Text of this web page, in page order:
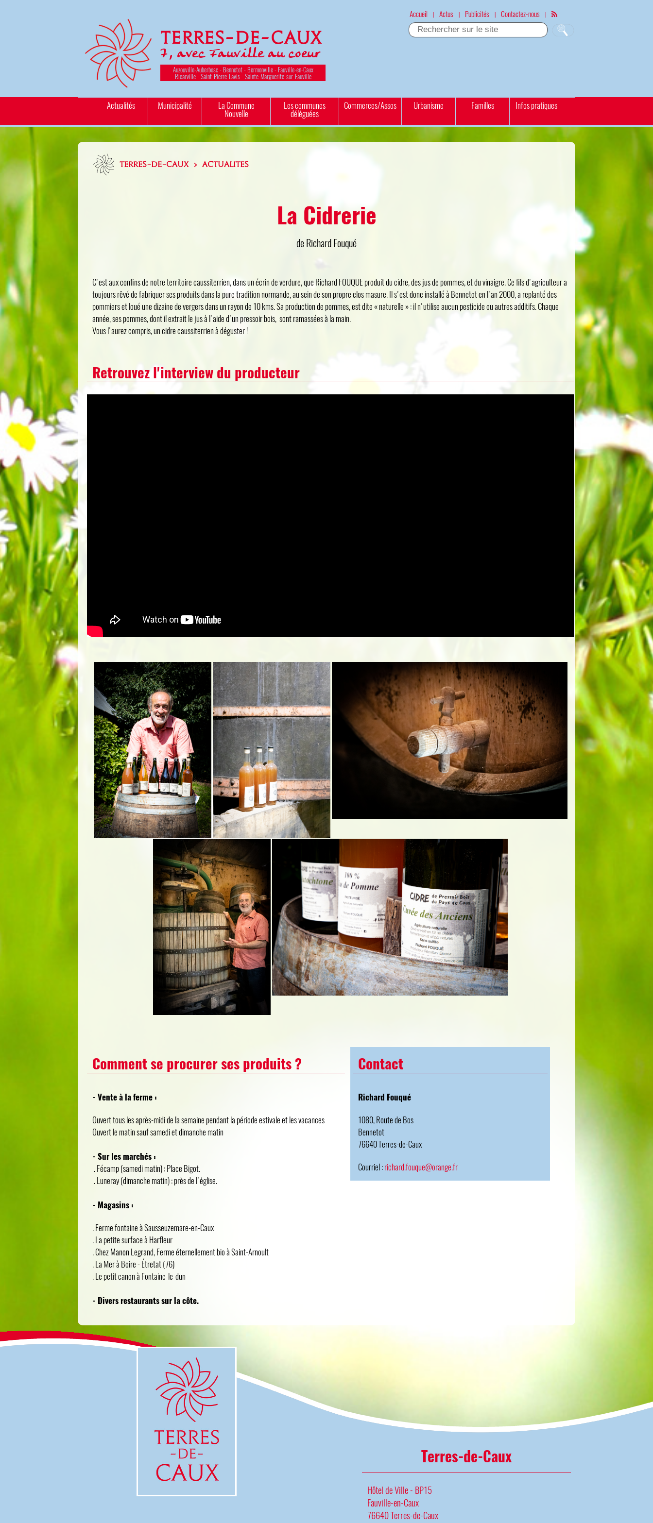
Terres-de-Caux
7, avec Fauville au coeur
Auzouville-Auberbosc - Bennetot - Bermonville - Fauville-en-Caux
Ricarville - Saint-Pierre-Lavis - Sainte-Marguerite-sur-Fauville
Accueil | Actus | Publicités | Contactez-nous |
Actualités Municipalité La Commune
Nouvelle
Les communes
déléguées
Commerces/Assos Urbanisme Familles Infos pratiques
TERRES-DE-CAUX > ACTUALITES
La Cidrerie
de Richard Fouqué
C'est aux confins de notre territoire caussiterrien, dans un écrin de verdure, que Richard FOUQUE produit du cidre, des jus de pommes, et du vinaigre. Ce fils d'agriculteur a
toujours rêvé de fabriquer ses produits dans la pure tradition normande, au sein de son propre clos masure. Il s'est donc installé à Bennetot en l'an 2000, a replanté des
pommiers et loué une dizaine de vergers dans un rayon de 10 kms. Sa production de pommes, est dite « naturelle » : il n'utilise aucun pesticide ou autres additifs. Chaque
année, ses pommes, dont il extrait le jus à l'aide d'un pressoir bois, sont ramassées à la main.
Vous l'aurez compris, un cidre caussiterrien à déguster !
Retrouvez l'interview du producteur
Comment se procurer ses produits ?
- Vente à la ferme :
Ouvert tous les après-midi de la semaine pendant la période estivale et les vacances
Ouvert le matin sauf samedi et dimanche matin
- Sur les marchés :
. Fécamp (samedi matin) : Place Bigot.
. Luneray (dimanche matin) : près de l'église.
- Magasins :
. Ferme fontaine à Sausseuzemare-en-Caux
. La petite surface à Harfleur
. Chez Manon Legrand, Ferme éternellement bio à Saint-Arnoult
. La Mer à Boire - Étretat (76)
. Le petit canon à Fontaine-le-dun
- Divers restaurants sur la côte.
Contact
Richard Fouqué
1080, Route de Bos
Bennetot
76640 Terres-de-Caux
Courriel :richard.fouque@orange.fr
Terres-de-Caux
Hôtel de Ville - BP15
Fauville-en-Caux
76640 Terres-de-Caux